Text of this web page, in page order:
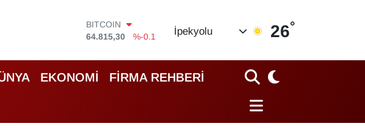
DOLAR
47,7436
%0.18
55,2510
%0.32
STERLİN
64,4811
%0.38
BİST100
İpekyolu 26°
EKONOMİ FİRMA REHBERİ